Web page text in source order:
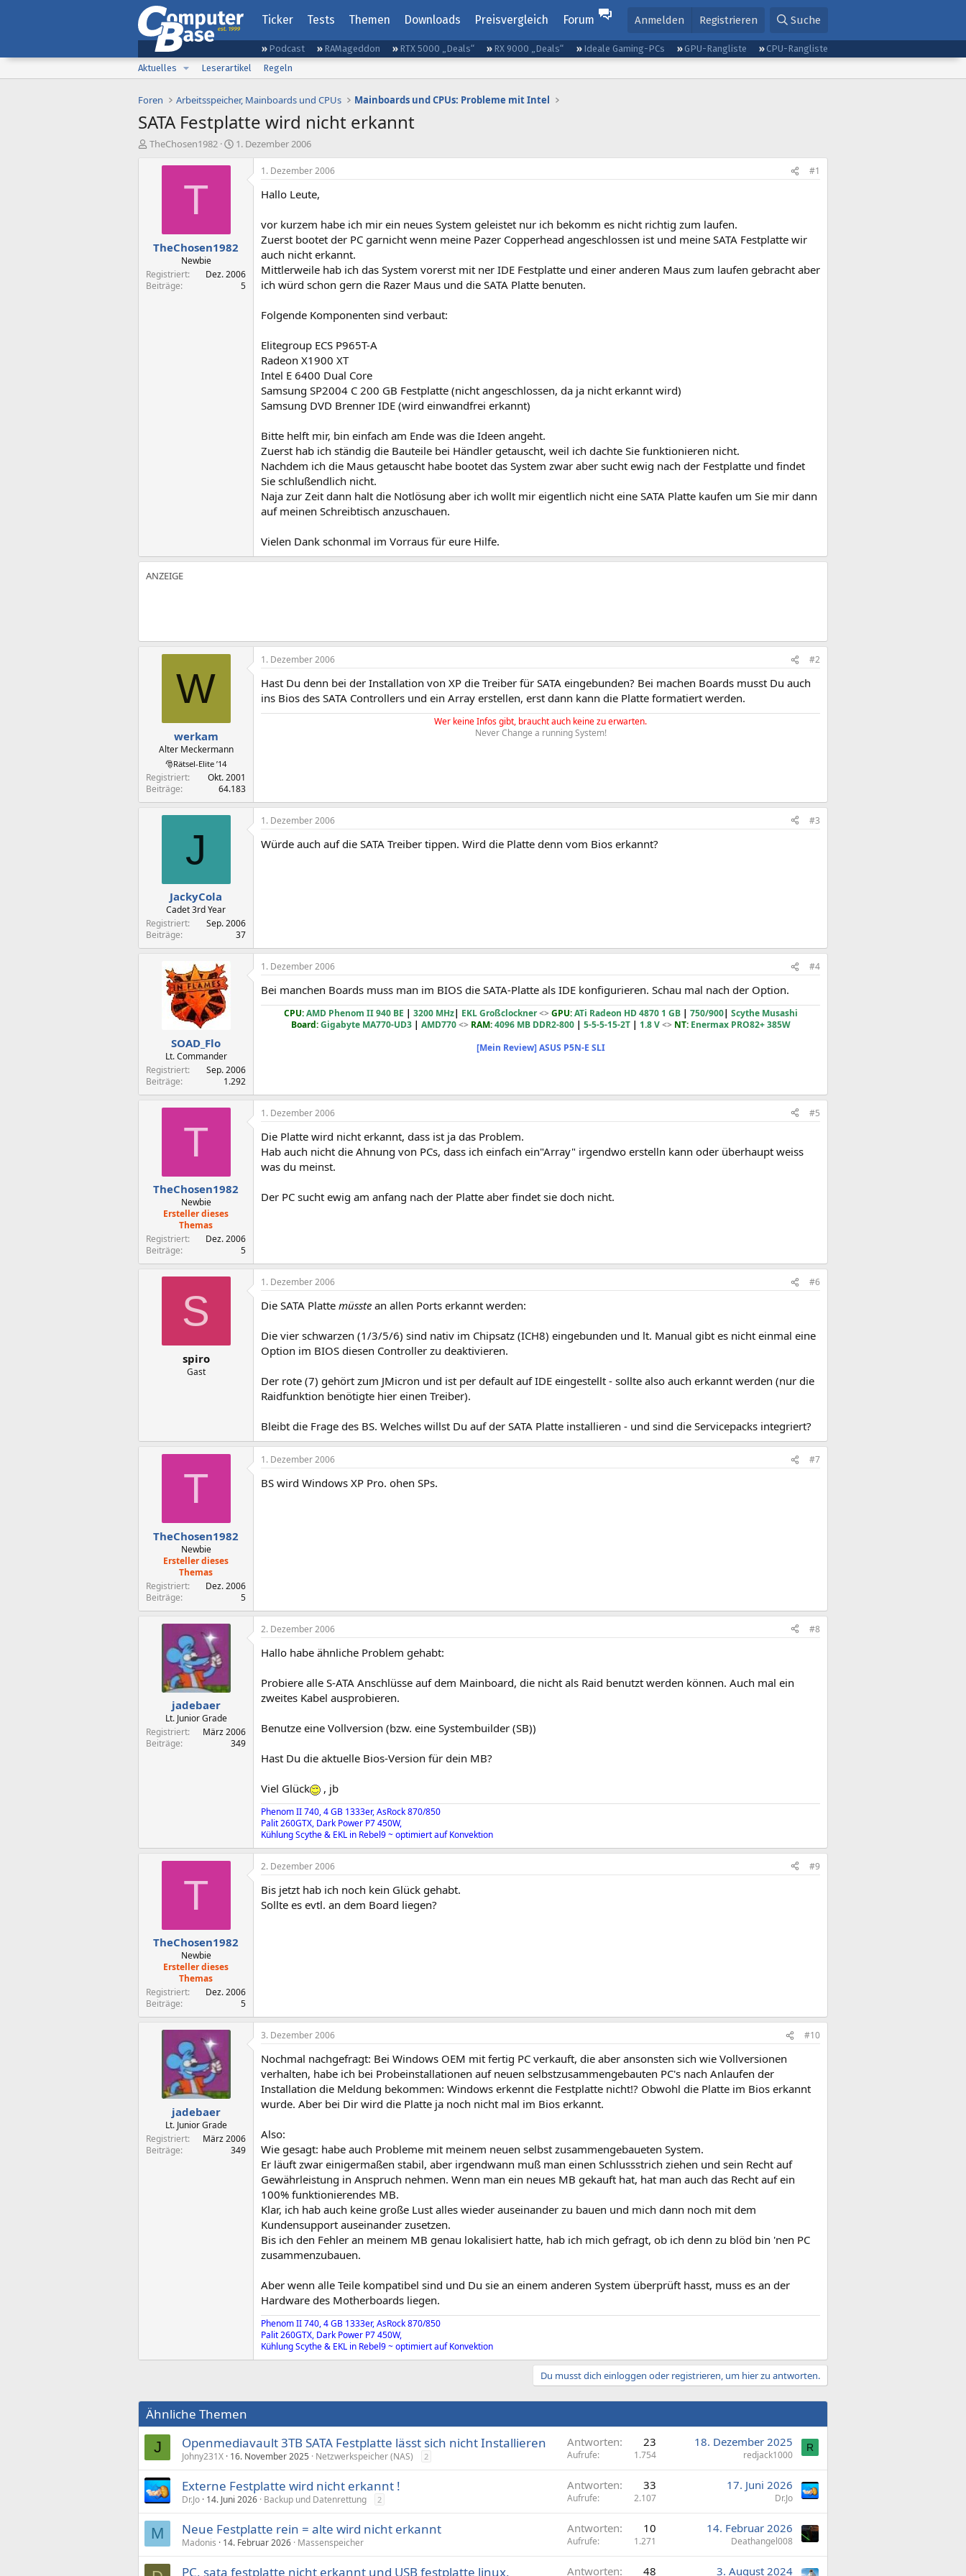
Ticker Tests Themen Downloads Preisvergleich Forum Anmelden Registrieren Suche
Podcast RAMageddon RTX 5000 „Deals“ RX 9000 „Deals“ Ideale Gaming-PCs GPU-Rangliste
CPU-Rangliste
Aktuelles
Leserartikel Regeln
Foren Arbeitsspeicher, Mainboards und CPUs Mainboards und CPUs: Probleme mit Intel
SATA Festplatte wird nicht erkannt
E
TheChosen1982
E
a
1. Dezember 2006
T
TheChosen1982
Newbie
Registriert
Dez. 2006
Beiträge
5
1. Dezember 2006 #1
Hallo Leute,
vor kurzem habe ich mir ein neues System geleistet nur ich bekomm es nicht richtig zum laufen.
Zuerst bootet der PC garnicht wenn meine Pazer Copperhead angeschlossen ist und meine SATA Festplatte wir
auch nicht erkannt.
Mittlerweile hab ich das System vorerst mit ner IDE Festplatte und einer anderen Maus zum laufen gebracht aber
ich würd schon gern die Razer Maus und die SATA Platte benuten.
Folgende Komponenten sind verbaut:
Elitegroup ECS P965T-A
Radeon X1900 XT
Intel E 6400 Dual Core
Samsung SP2004 C 200 GB Festplatte (nicht angeschlossen, da ja nicht erkannt wird)
Samsung DVD Brenner IDE (wird einwandfrei erkannt)
Bitte helft mir, bin einfach am Ende was die Ideen angeht.
Zuerst hab ich ständig die Bauteile bei Händler getauscht, weil ich dachte Sie funktionieren nicht.
Nachdem ich die Maus getauscht habe bootet das System zwar aber sucht ewig nach der Festplatte und findet
Sie schlußendlich nicht.
Naja zur Zeit dann halt die Notlösung aber ich wollt mir eigentlich nicht eine SATA Platte kaufen um Sie mir dann
auf meinen Schreibtisch anzuschauen.
Vielen Dank schonmal im Vorraus für eure Hilfe.
W
werkam
Alter Meckermann
🎅Rätsel-Elite ’14
Registriert
Okt. 2001
Beiträge
64.183
1. Dezember 2006 #2
Hast Du denn bei der Installation von XP die Treiber für SATA eingebunden? Bei machen Boards musst Du auch
ins Bios des SATA Controllers und ein Array erstellen, erst dann kann die Platte formatiert werden.
Wer keine Infos gibt, braucht auch keine zu erwarten.
Never Change a running System!
J
JackyCola
Cadet 3rd Year
Registriert
Sep. 2006
Beiträge
37
1. Dezember 2006 #3
Würde auch auf die SATA Treiber tippen. Wird die Platte denn vom Bios erkannt?
SOAD_Flo
Lt. Commander
Registriert
Sep. 2006
Beiträge
1.292
1. Dezember 2006 #4
Bei manchen Boards muss man im BIOS die SATA-Platte als IDE konfigurieren. Schau mal nach der Option.
CPU: AMD Phenom II 940 BE | 3200 MHz| EKL Großclockner<>GPU:ATi Radeon HD 4870 1 GB | 750/900| Scythe Musashi
Board: Gigabyte MA770-UD3 | AMD770<> RAM: 4096 MB DDR2-800 | 5-5-5-15-2T | 1.8 V<> NT: Enermax PRO82+ 385W
[Mein Review] ASUS P5N-E SLI
T
TheChosen1982
Newbie
Ersteller dieses
Themas
Registriert
Dez. 2006
Beiträge
5
1. Dezember 2006 #5
Die Platte wird nicht erkannt, dass ist ja das Problem.
Hab auch nicht die Ahnung von PCs, dass ich einfach ein"Array" irgendwo erstelln kann oder überhaupt weiss
was du meinst.
Der PC sucht ewig am anfang nach der Platte aber findet sie doch nicht.
S
spiro
Gast
1. Dezember 2006 #6
Die SATA Platte müsste an allen Ports erkannt werden:
Die vier schwarzen (1/3/5/6) sind nativ im Chipsatz (ICH8) eingebunden und lt. Manual gibt es nicht einmal eine
Option im BIOS diesen Controller zu deaktivieren.
Der rote (7) gehört zum JMicron und ist per default auf IDE eingestellt - sollte also auch erkannt werden (nur die
Raidfunktion benötigte hier einen Treiber).
Bleibt die Frage des BS. Welches willst Du auf der SATA Platte installieren - und sind die Servicepacks integriert?
T
TheChosen1982
Newbie
Ersteller dieses
Themas
Registriert
Dez. 2006
Beiträge
5
1. Dezember 2006 #7
BS wird Windows XP Pro. ohen SPs.
jadebaer
Lt. Junior Grade
Registriert
März 2006
Beiträge
349
2. Dezember 2006 #8
Hallo habe ähnliche Problem gehabt:
Probiere alle S-ATA Anschlüsse auf dem Mainboard, die nicht als Raid benutzt werden können. Auch mal ein
zweites Kabel ausprobieren.
Benutze eine Vollversion (bzw. eine Systembuilder (SB))
Hast Du die aktuelle Bios-Version für dein MB?
Viel Glück , jb
Phenom II 740, 4 GB 1333er, AsRock 870/850
Palit 260GTX, Dark Power P7 450W,
Kühlung Scythe & EKL in Rebel9 ~ optimiert auf Konvektion
T
TheChosen1982
Newbie
Ersteller dieses
Themas
Registriert
Dez. 2006
Beiträge
5
2. Dezember 2006 #9
Bis jetzt hab ich noch kein Glück gehabt.
Sollte es evtl. an dem Board liegen?
jadebaer
Lt. Junior Grade
Registriert
März 2006
Beiträge
349
3. Dezember 2006 #10
Nochmal nachgefragt: Bei Windows OEM mit fertig PC verkauft, die aber ansonsten sich wie Vollversionen
verhalten, habe ich bei Probeinstallationen auf neuen selbstzusammengebauten PC's nach Anlaufen der
Installation die Meldung bekommen: Windows erkennt die Festplatte nicht!? Obwohl die Platte im Bios erkannt
wurde. Aber bei Dir wird die Platte ja noch nicht mal im Bios erkannt.
Also:
Wie gesagt: habe auch Probleme mit meinem neuen selbst zusammengebaueten System.
Er läuft zwar einigermaßen stabil, aber irgendwann muß man einen Schlussstrich ziehen und sein Recht auf
Gewährleistung in Anspruch nehmen. Wenn man ein neues MB gekauft hat, hat man auch das Recht auf ein
100% funktionierendes MB.
Klar, ich hab auch keine große Lust alles wieder auseinander zu bauen und mich dann noch mit dem
Kundensupport auseinander zusetzen.
Bis ich den Fehler an meinem MB genau lokalisiert hatte, hab ich mich gefragt, ob ich denn zu blöd bin 'nen PC
zusammenzubauen.
Aber wenn alle Teile kompatibel sind und Du sie an einem anderen System überprüft hasst, muss es an der
Hardware des Motherboards liegen.
Phenom II 740, 4 GB 1333er, AsRock 870/850
Palit 260GTX, Dark Power P7 450W,
Kühlung Scythe & EKL in Rebel9 ~ optimiert auf Konvektion
Du musst dich einloggen oder registrieren, um hier zu antworten.
Ähnliche Themen
J Openmediavault 3TB SATA Festplatte lässt sich nicht Installieren
Johny231X 16. November 2025 Netzwerkspeicher (NAS) 2
Antworten 23
Aufrufe 1.754
18. Dezember 2025
redjack1000
R
Externe Festplatte wird nicht erkannt !
Dr.Jo 14. Juni 2026 Backup und Datenrettung 2
Antworten 33
Aufrufe 2.107
17. Juni 2026
Dr.Jo
M Neue Festplatte rein = alte wird nicht erkannt
Madonis 14. Februar 2026 Massenspeicher
Antworten 10
Aufrufe 1.271
14. Februar 2026
Deathangel008
PC, sata festplatte nicht erkannt und USB festplatte linux, Antworten 48 3. August 2024